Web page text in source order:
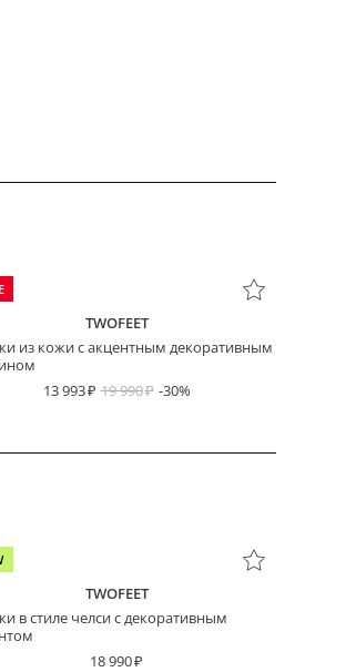
TWOFEET
из кожи с акцентным декоративным
13 993
19 990 -30%
TWOFEET
в стиле челси с декоративным
18 990